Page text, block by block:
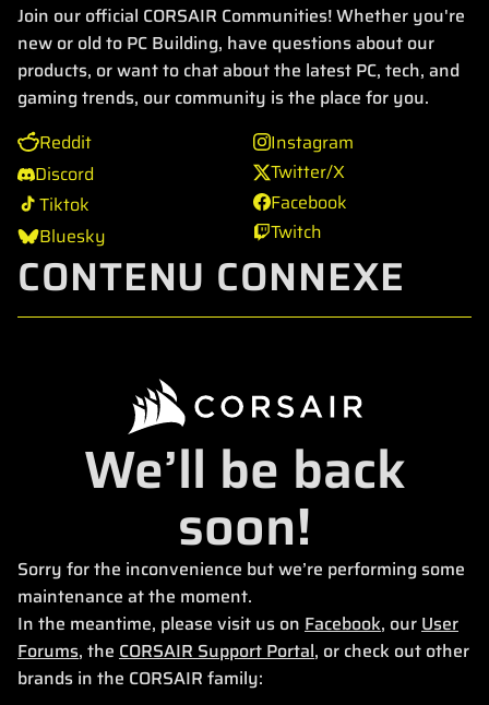
Join our official CORSAIR Communities! Whether you're
new or old to PC Building, have questions about our
products, or want to chat about the latest PC, tech, and
gaming trends, our community is the place for you.
Reddit
Discord
Tiktok
Bluesky
Instagram
Twitter/X
Facebook
Twitch
CONTENU CONNEXE
We’ll be back
soon!
Sorry for the inconvenience but we’re performing some
maintenance at the moment.
In the meantime, please visit us on Facebook, our User
Forums, the CORSAIR Support Portal, or check out other
brands in the CORSAIR family: